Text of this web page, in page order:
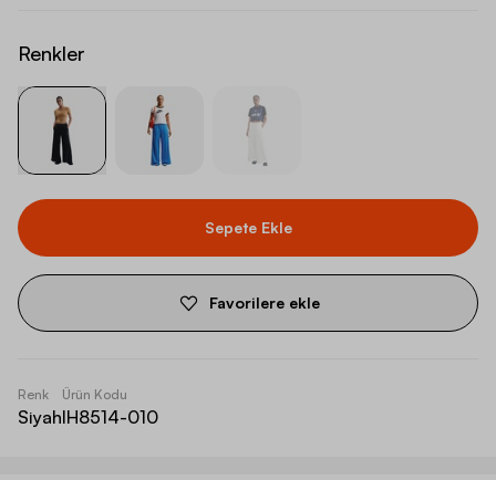
Renkler
Sepete Ekle
Favorilere ekle
Renk
Siyah
Ürün Kodu
IH8514-010